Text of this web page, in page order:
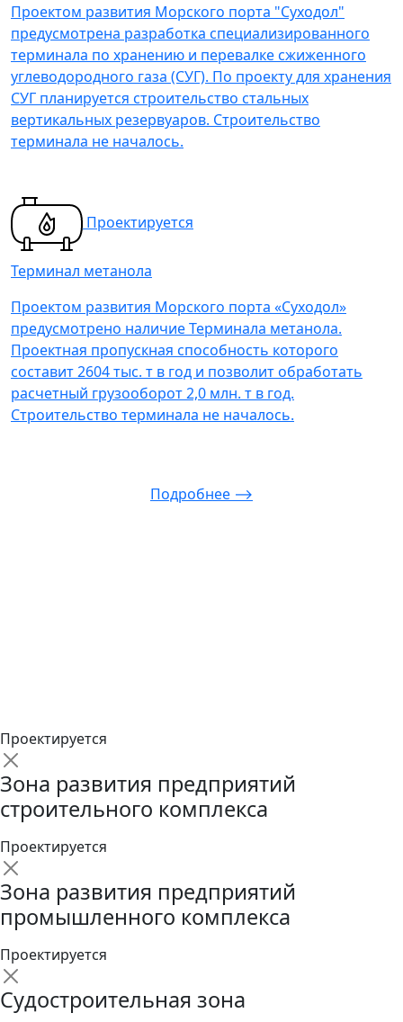
Проектом развития Морского порта "Суходол"
предусмотрена разработка специализированного
терминала по хранению и перевалке сжиженного
углеводородного газа (СУГ). По проекту для хранения
СУГ планируется строительство стальных
вертикальных резервуаров. Строительство
терминала не началось.
Проектируется
Терминал метанола
Проектом развития Морского порта «Суходол»
предусмотрено наличие Терминала метанола.
Проектная пропускная способность которого
составит 2604 тыс. т в год и позволит обработать
расчетный грузооборот 2,0 млн. т в год.
Строительство терминала не началось.
Подробнее ⟶
Проектируется
Зона развития предприятий
строительного комплекса
Проектируется
Зона развития предприятий
промышленного комплекса
Проектируется
Судостроительная зона